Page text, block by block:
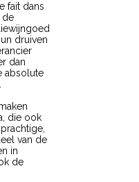
fait dans
de
druiven
dan
absolute
die ook
van de
in
de